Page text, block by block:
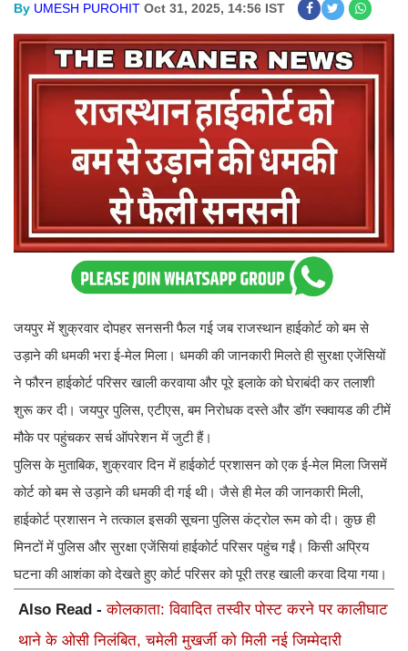
By UMESH PUROHIT Oct 31, 2025, 14:56 IST
जयपुर में शुक्रवार दोपहर सनसनी फैल गई जब राजस्थान हाईकोर्ट को बम से
उड़ाने की धमकी भरा ई-मेल मिला। धमकी की जानकारी मिलते ही सुरक्षा एजेंसियों
ने फौरन हाईकोर्ट परिसर खाली करवाया और पूरे इलाके को घेराबंदी कर तलाशी
शुरू कर दी। जयपुर पुलिस, एटीएस, बम निरोधक दस्ते और डॉग स्क्वायड की टीमें
मौके पर पहुंचकर सर्च ऑपरेशन में जुटी हैं।
पुलिस के मुताबिक, शुक्रवार दिन में हाईकोर्ट प्रशासन को एक ई-मेल मिला जिसमें
कोर्ट को बम से उड़ाने की धमकी दी गई थी। जैसे ही मेल की जानकारी मिली,
हाईकोर्ट प्रशासन ने तत्काल इसकी सूचना पुलिस कंट्रोल रूम को दी। कुछ ही
मिनटों में पुलिस और सुरक्षा एजेंसियां हाईकोर्ट परिसर पहुंच गईं। किसी अप्रिय
घटना की आशंका को देखते हुए कोर्ट परिसर को पूरी तरह खाली करवा दिया गया।
Also Read -कोलकाता: विवादित तस्वीर पोस्ट करने पर कालीघाट
थाने के ओसी निलंबित, चमेली मुखर्जी को मिली नई जिम्मेदारी